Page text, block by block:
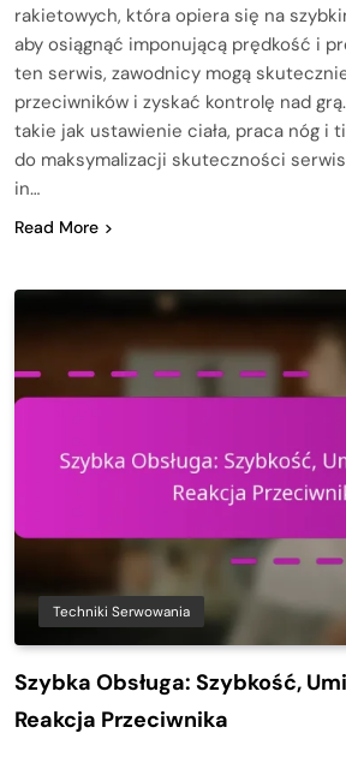
rakietowych, która opiera się na
aby osiągnąć imponującą prędkość i
ten serwis, zawodnicy mogą
przeciwników i zyskać kontrolę nad
takie jak ustawienie ciała, praca nóg i
do maksymalizacji skuteczności
in…
Read More
Techniki Serwowania
Szybka Obsługa: Szybkość,
Reakcja Przeciwnika